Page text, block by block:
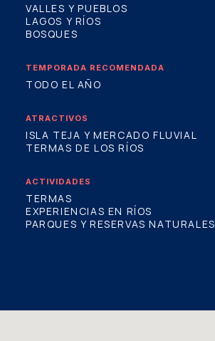
VALLES Y PUEBLOS
LAGOS Y RÍOS
BOSQUES
TEMPORADA RECOMENDADA
TODO EL AÑO
ATRACTIVOS
ISLA TEJA Y MERCADO FLUVIAL
TERMAS DE LOS RÍOS
ACTIVIDADES
TERMAS
EXPERIENCIAS EN RÍOS
PARQUES Y RESERVAS NATURALES